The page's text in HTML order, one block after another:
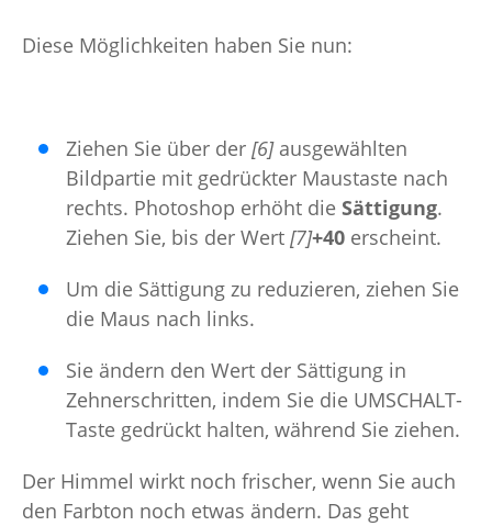
Diese Möglichkeiten haben Sie nun:
Ziehen Sie über der [6]ausgewählten
Bildpartie mit gedrückter Maustaste nach
rechts. Photoshop erhöht die Sättigung.
Ziehen Sie, bis der Wert [7]+40 erscheint.
Um die Sättigung zu reduzieren, ziehen Sie
die Maus nach links.
Sie ändern den Wert der Sättigung in
Zehnerschritten, indem Sie die UMSCHALT-
Taste gedrückt halten, während Sie ziehen.
Der Himmel wirkt noch frischer, wenn Sie auch
den Farbton noch etwas ändern. Das geht